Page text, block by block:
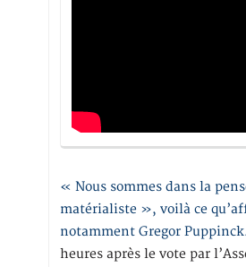
« Nous sommes dans la
matérialiste », voilà ce
notamment Gregor
heures après le vote par